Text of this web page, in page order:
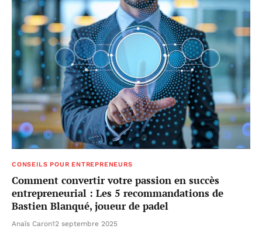
CONSEILS POUR ENTREPRENEURS
Comment convertir votre passion en succès
entrepreneurial : Les 5 recommandations de
Bastien Blanqué, joueur de padel
Anaïs Caron12 septembre 2025